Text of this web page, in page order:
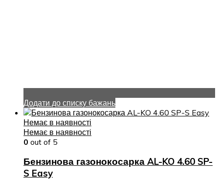
Додати до списку бажань
Немає в наявності
Немає в наявності
0 out of 5
Бензинова газонокосарка AL-KO 4.60 SP-
S Easy